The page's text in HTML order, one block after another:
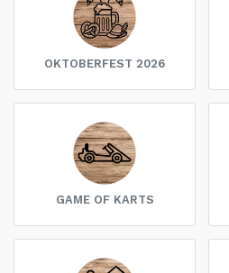
OKTOBERFEST 2026
GAME OF KARTS